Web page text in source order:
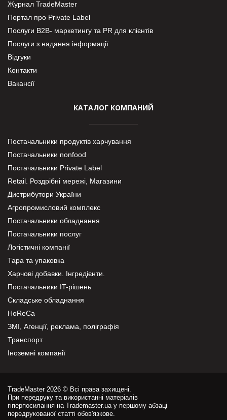
Журнал TradeMaster
Портал про Private Label
Послуги В2В- маркетингу та PR для клієнтів
Послуги з надання інформації
Відгуки
Контакти
Вакансії
КАТАЛОГ КОМПАНИЙ
Постачальники продуктів харчування
Постачальники nonfood
Постачальники Private Label
Retail. Роздрібні мережі, Магазини
Дистрибутори України
Агропромисловий комплекс
Постачальники обладнання
Постачальники послуг
Логістичні компанії
Тара та упаковка
Харчові добавки. Інгредієнти.
Постачальники IT-рішень
Складське обладнання
HoReCa
ЗМІ, Агенції, реклама, поліграфія
Транспорт
Іноземні компанії
TradeMaster 2026 © Всі права захищені.
При передруку та використанні матеріалів
гіперпосилання на Trademaster.ua у першому абзаці
передрукованої статті обов'язкове.